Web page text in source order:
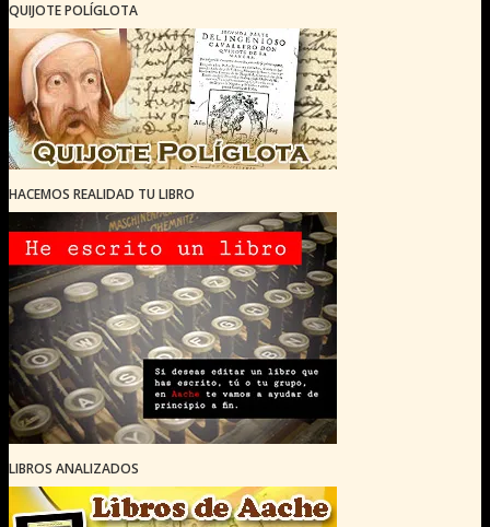
QUIJOTE POLÍGLOTA
HACEMOS REALIDAD TU LIBRO
LIBROS ANALIZADOS